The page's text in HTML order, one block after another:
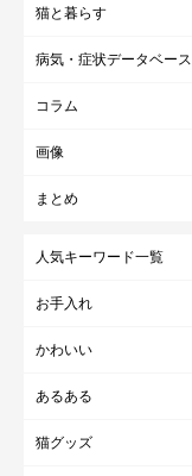
な猫ですね」
猫と暮らす
病気・症状データベース
コラム
画像
まとめ
人気キーワード一覧
お手入れ
かわいい
あるある
猫グッズ